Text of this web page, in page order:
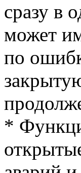
сразу в
может
по
*